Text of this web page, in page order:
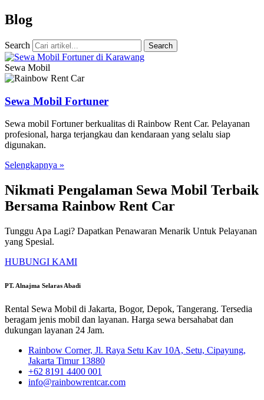
Blog
Search Search
Sewa Mobil
Sewa Mobil Fortuner
Sewa mobil Fortuner berkualitas di Rainbow Rent Car. Pelayanan
profesional, harga terjangkau dan kendaraan yang selalu siap
digunakan.
Selengkapnya »
Nikmati Pengalaman Sewa Mobil Terbaik
Bersama Rainbow Rent Car
Tunggu Apa Lagi? Dapatkan Penawaran Menarik Untuk Pelayanan
yang Spesial.
HUBUNGI KAMI
PT. Alnajma Selaras Abadi
Rental Sewa Mobil di Jakarta, Bogor, Depok, Tangerang. Tersedia
beragam jenis mobil dan layanan. Harga sewa bersahabat dan
dukungan layanan 24 Jam.
Rainbow Corner, Jl. Raya Setu Kav 10A, Setu, Cipayung,
Jakarta Timur 13880
+62 8191 4400 001
info@rainbowrentcar.com